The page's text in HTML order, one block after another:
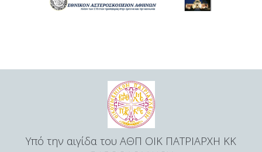
Υπό την αιγίδα του ΑΘΠ ΟΙΚ ΠΑΤΡΙΑΡΧΗ ΚΚ